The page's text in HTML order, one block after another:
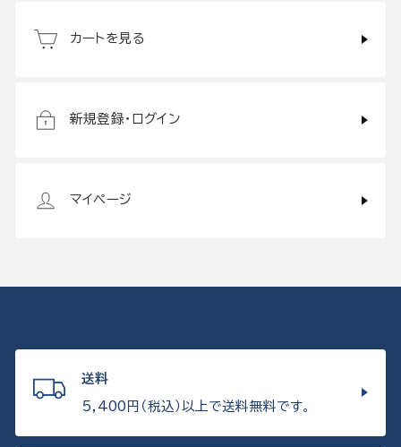
カートを見る
新規登録・ログイン
マイページ
送料
5,400円（税込）以上で送料無料です。